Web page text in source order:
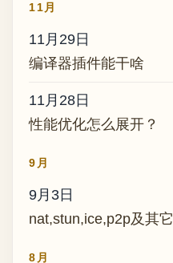
11月
11月29日
编译器插件能干啥
11月28日
性能优化怎么展开？
9月
9月3日
nat,stun,ice,p2p及其它
8月